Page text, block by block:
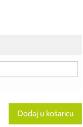
Dodaj u košaricu